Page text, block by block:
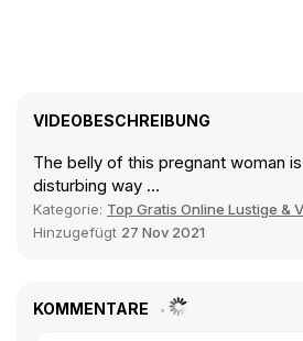
VIDEOBESCHREIBUNG
The belly of this pregnant woman
disturbing way ...
Kategorie: Top Gratis Online Lustige &
Hinzugefügt 27 Nov 2021
KOMMENTARE